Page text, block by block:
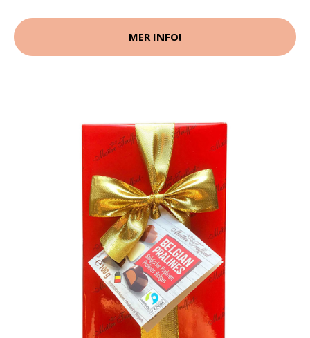
MER INFO!